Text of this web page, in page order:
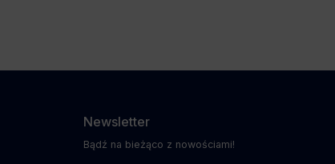
Newsletter
Bądź na bieżąco z nowościami!